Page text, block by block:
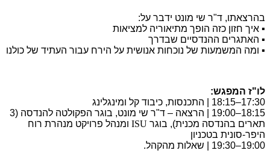
בהרצאתו, ד"ר שי מונט ידבר על:
▪️ איך חזון כזה הופך מתיאוריה למציאות
▪️ האתגרים ההנדסיים שבדרך
▪️ ומה המשמעות של נוכחות אנושית על הירח עבור העתיד של כולנו
לו"ז המפגש:
17:30–18:15 | התכנסות, כיבוד קל ומינגלינג
18:15–19:00 | הרצאה – ד"ר שי מונט, בוגר הפקולטה להנדסה (3
תארים בהנדסה מכנית), בוגר ISU ומנהל פרויקט מנהרת רוח
היפר-סונית בטכניון
19:00–19:30 | שאלות מהקהל.